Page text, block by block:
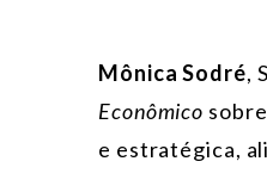
Mônica Sodré,
Econômico
e estratégica,